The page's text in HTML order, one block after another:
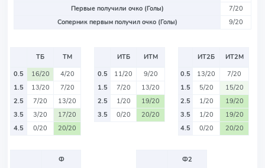
Первые получили очко (Голы)
7/20
Соперник первым получил очко (Голы)
9/20
ТБ
ТМ
0.5
16/20
4/20
1.5
13/20
7/20
2.5
7/20
13/20
3.5
3/20
17/20
4.5
0/20 20/20
ИТБ
ИТМ
0.5
11/20
9/20
1.5
7/20
13/20
2.5
1/20
19/20
3.5
0/20 20/20
ИТ2Б
ИТ2М
0.5
13/20
7/20
1.5
5/20
15/20
2.5
1/20
19/20
3.5
1/20
19/20
4.5
0/20 20/20
Ф
Ф2